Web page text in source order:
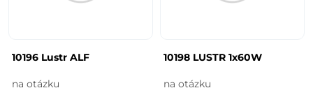
10196 Lustr ALF
na otázku
10198 LUSTR 1x60W
na otázku